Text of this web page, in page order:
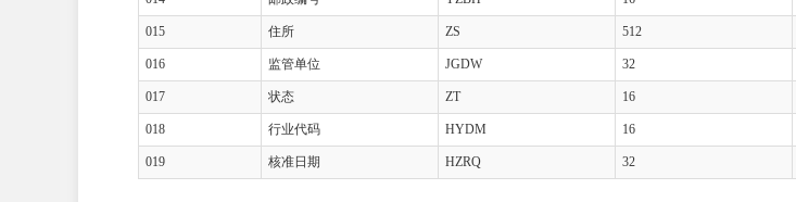
015 住所 ZS 512
016 监管单位 JGDW 32
017 状态 ZT 16
018 行业代码 HYDM 16
019 核准日期 HZRQ 32